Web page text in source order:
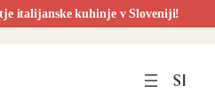
italijanske kuhinje v Sloveniji!
SI